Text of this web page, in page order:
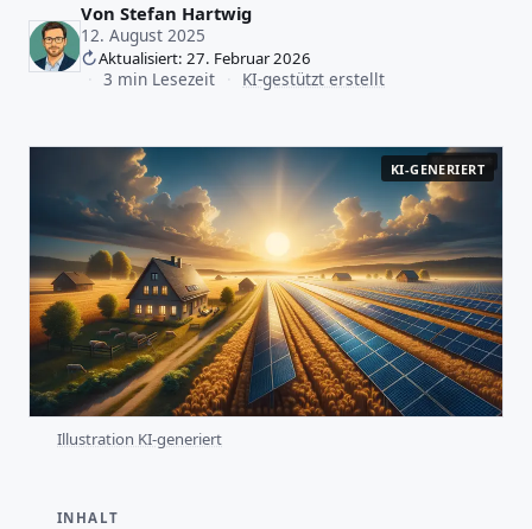
Von Stefan Hartwig
12. August 2025
Aktualisiert: 27. Februar 2026
3 min Lesezeit KI-gestützt erstellt
KI-GENERIERT
Illustration KI-generiert
INHALT